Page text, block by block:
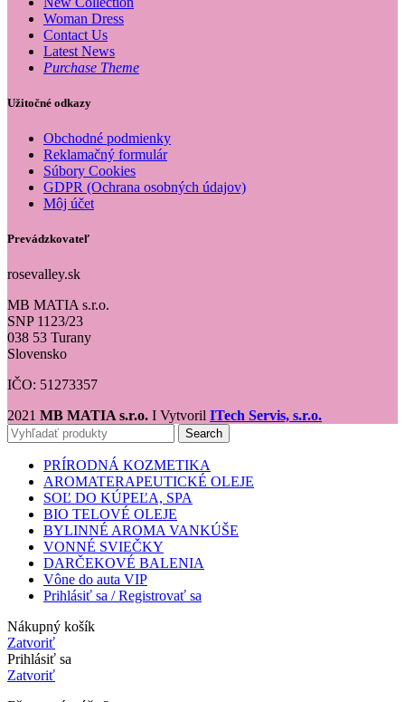
Woman Dress
Contact Us
Latest News
Purchase Theme
Užitočné odkazy
Obchodné podmienky
Reklamačný formulár
Súbory Cookies
GDPR (Ochrana osobných údajov)
Môj účet
Prevádzkovateľ
rosevalley.sk
MB MATIA s.r.o.
SNP 1123/23
038 53 Turany
Slovensko
IČO: 51273357
2021 MB MATIA s.r.o. I Vytvoril ITech Servis, s.r.o.
Search
PRÍRODNÁ KOZMETIKA
AROMATERAPEUTICKÉ OLEJE
SOĽ DO KÚPEĽA, SPA
BIO TELOVÉ OLEJE
BYLINNÉ AROMA VANKÚŠE
VONNÉ SVIEČKY
DARČEKOVÉ BALENIA
Vône do auta VIP
Prihlásiť sa / Registrovať sa
Nákupný košík
Zatvoriť
Prihlásiť sa
Zatvoriť